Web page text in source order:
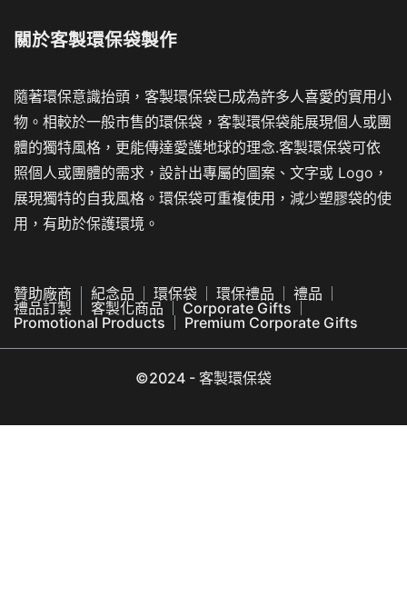
關於客製環保袋製作
隨著環保意識抬頭，客製環保袋已成為許多人喜愛的實用小
物。相較於一般市售的環保袋，客製環保袋能展現個人或團
體的獨特風格，更能傳達愛護地球的理念.客製環保袋可依
照個人或團體的需求，設計出專屬的圖案、文字或 Logo，
展現獨特的自我風格。環保袋可重複使用，減少塑膠袋的使
用，有助於保護環境。
贊助廠商 紀念品 環保袋 環保禮品
禮品
禮品訂製
客製化商品
Corporate Gifts
Promotional Products
Premium Corporate Gifts
©2024 - 客製環保袋